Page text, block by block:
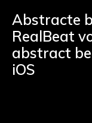
Abstracte
RealBeat
abstract
iOS